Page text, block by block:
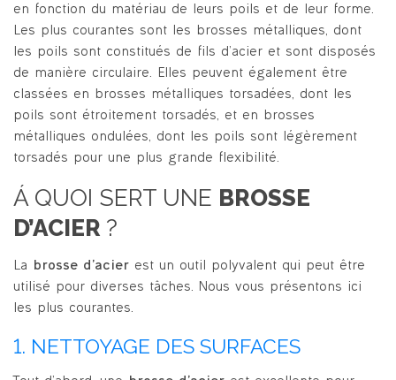
en fonction du matériau de leurs poils et de leur forme.
Les plus courantes sont les brosses métalliques, dont
les poils sont constitués de fils d’acier et sont disposés
de manière circulaire. Elles peuvent également être
classées en brosses métalliques torsadées, dont les
poils sont étroitement torsadés, et en brosses
métalliques ondulées, dont les poils sont légèrement
torsadés pour une plus grande flexibilité.
Á QUOI SERT UNE BROSSE
D’ACIER ?
La brosse d’acier est un outil polyvalent qui peut être
utilisé pour diverses tâches. Nous vous présentons ici
les plus courantes.
1. NETTOYAGE DES SURFACES